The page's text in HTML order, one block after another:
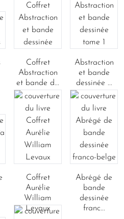
Coffret
Abstraction
et bande d...
Abstraction
et bande
dessinée ...
Coffret
Aurélie
William
Levaux
Abrégé de
bande
dessinée
franc...